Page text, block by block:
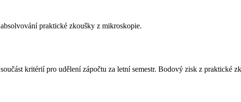
praktické zkoušky z mikroskopie.
kritérií pro udělení zápočtu za letní semestr. Bodový zisk z praktické